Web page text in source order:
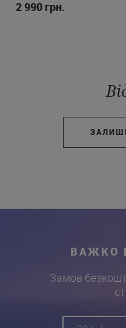
2 990 грн.
ВАЖКО
Замов